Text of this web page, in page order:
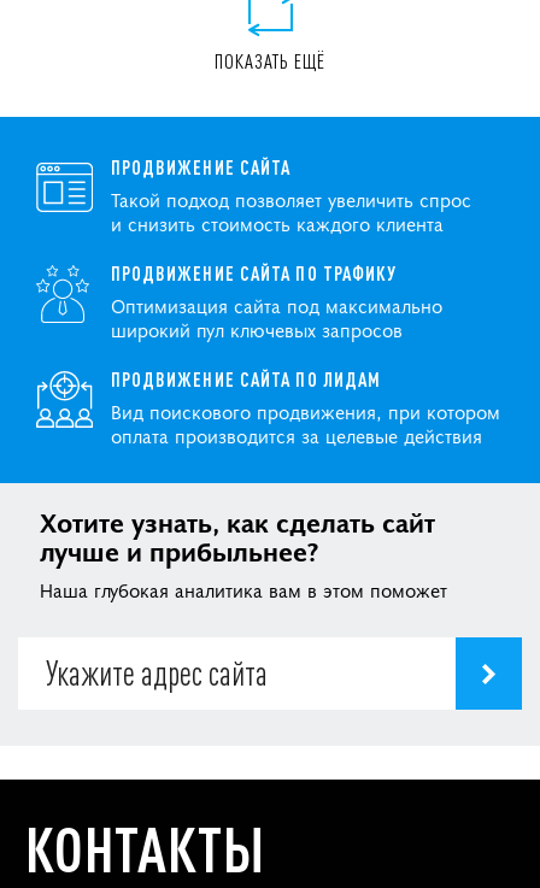
ПОКАЗАТЬ ЕЩЁ
ПРОДВИЖЕНИЕ САЙТА
Такой подход позволяет увеличить спрос
и снизить стоимость каждого клиента
ПРОДВИЖЕНИЕ САЙТА ПО ТРАФИКУ
Оптимизация сайта под максимально
широкий пул ключевых запросов
ПРОДВИЖЕНИЕ САЙТА ПО ЛИДАМ
Вид поискового продвижения, при котором
оплата производится за целевые действия
Хотите узнать, как сделать сайт
лучше и прибыльнее?
Наша глубокая аналитика вам в этом поможет
КОНТАКТЫ